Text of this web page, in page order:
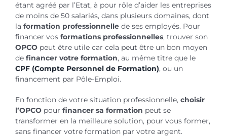
étant agréé par l’Etat, à pour rôle d’aider les entreprises
de moins de 50 salariés, dans plusieurs domaines, dont
la formation professionnellede ses employés. Pour
financer vos formations professionnelles, trouver son
OPCOpeut être utile car cela peut être un bon moyen
definancer votre formation, au même titre que le
CPF (Compte Personnel de Formation), ou un
financement par Pôle-Emploi.
En fonction de votre situation professionnelle, choisir
l’OPCOpour financer sa formation peut se
transformer en la meilleure solution, pour vous former,
sans financer votre formation par votre argent.